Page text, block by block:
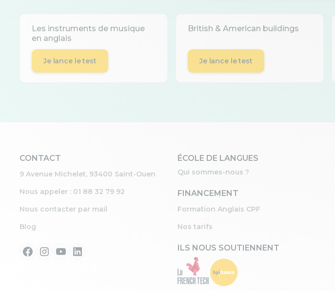
Les instruments de musique
en anglais
Je lance le test
British & American buildings
Je lance le test
CONTACT
9 Avenue Michelet, 93400 Saint-Ouen
Nous appeler : 01 88 32 79 92
Nous contacter par mail
Blog
ÉCOLE DE LANGUES
Qui sommes-nous ?
FINANCEMENT
Formation Anglais CPF
Nos tarifs
ILS NOUS SOUTIENNENT